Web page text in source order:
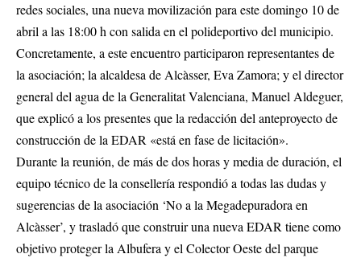
redes sociales, una nueva movilizaciónpara este domingo 10 de
abril a las 18:00 h con salida en el polideportivo del municipio.
Concretamente, a este encuentro participaron representantes de
la asociación; la alcaldesa de Alcàsser, Eva Zamora; y el director
general del agua de la Generalitat Valenciana, Manuel Aldeguer,
que explicó a los presentes que la redacción del anteproyecto de
construcción de la EDAR «está en fase de licitación».
Durante la reunión, de más de dos horas y media de duración, el
equipo técnico de la consellería respondió a todas las dudas y
sugerencias de la asociación ‘No a la Megadepuradora en
Alcàsser’, y trasladó que construir una nueva EDAR tiene como
objetivo proteger la Albufera y el Colector Oeste del parque